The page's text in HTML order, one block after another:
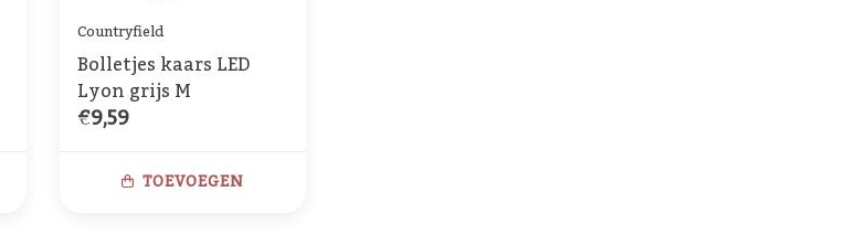
Countryfield
Bolletjes kaars LED
Lyon grijs M
€9,59
TOEVOEGEN